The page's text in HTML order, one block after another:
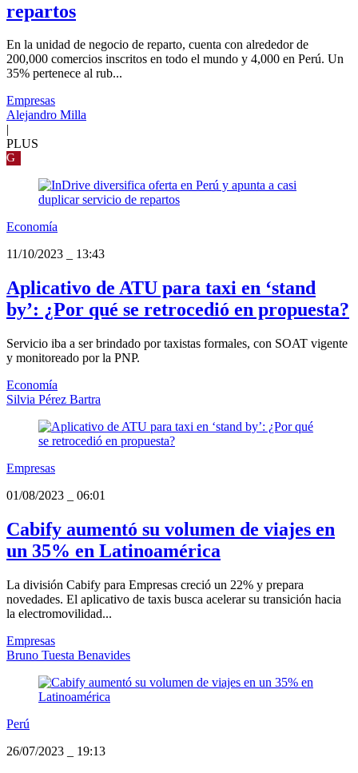
repartos
En la unidad de negocio de reparto, cuenta con alrededor de
200,000 comercios inscritos en todo el mundo y 4,000 en Perú. Un
35% pertenece al rub...
Empresas
Alejandro Milla
|
PLUS
G
Economía
11/10/2023
13:43
Aplicativo de ATU para taxi en ‘stand
by’: ¿Por qué se retrocedió en propuesta?
Servicio iba a ser brindado por taxistas formales, con SOAT vigente
y monitoreado por la PNP.
Economía
Silvia Pérez Bartra
Empresas
01/08/2023
06:01
Cabify aumentó su volumen de viajes en
un 35% en Latinoamérica
La división Cabify para Empresas creció un 22% y prepara
novedades. El aplicativo de taxis busca acelerar su transición hacia
la electromovilidad...
Empresas
Bruno Tuesta Benavides
Perú
26/07/2023
19:13